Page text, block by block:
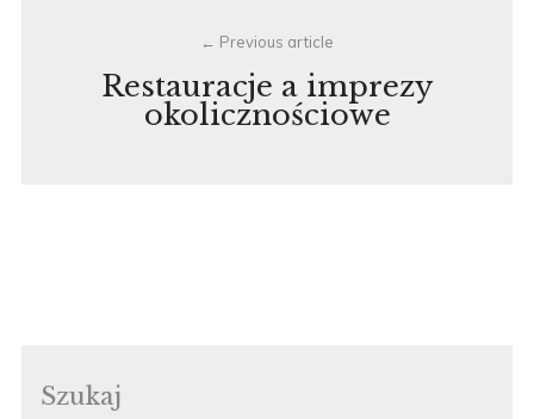
navigationPrevious article
Restauracje a imprezy
okolicznościowe
Szukaj